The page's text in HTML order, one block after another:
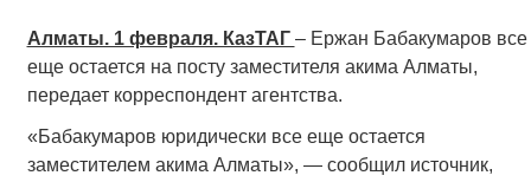
Алматы. 1 февраля. КазТАГ – Ержан Бабакумаров все
еще остается на посту заместителя акима Алматы,
передает корреспондент агентства.
«Бабакумаров юридически все еще остается
заместителем акима Алматы», — сообщил источник,